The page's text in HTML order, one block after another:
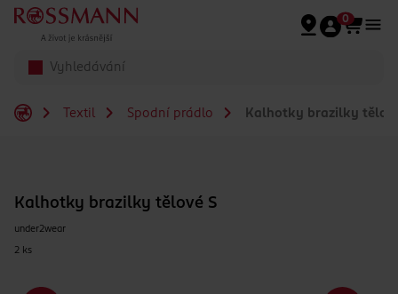
Přeskočit na hlavmní obsah
0
Textil Spodní prádlo Kalhotky brazilky
Kalhotky brazilky tělové S
under2wear
2 ks